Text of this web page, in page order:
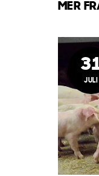
MER
JULI